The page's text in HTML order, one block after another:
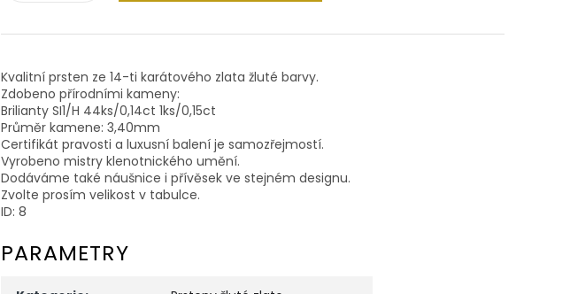
Kvalitní prsten ze 14-ti karátového zlata žluté barvy.
Zdobeno přírodními kameny:
Brilianty SI1/H 44ks/0,14ct 1ks/0,15ct
Průměr kamene: 3,40mm
Certifikát pravosti a luxusní balení je samozřejmostí.
Vyrobeno mistry klenotnického umění.
Dodáváme také náušnice i přívěsek ve stejném designu.
Zvolte prosím velikost v tabulce.
ID: 8
PARAMETRY